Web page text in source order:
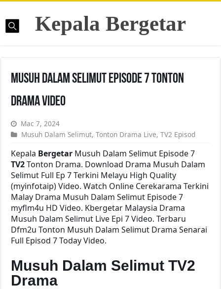
Kepala Bergetar
Musuh Dalam Selimut Episode 7 Tonton
Drama Video
Mac 7, 2024
Musuh Dalam Selimut,Tonton Drama Live,TV2 Episod
Kepala Bergetar Musuh Dalam Selimut Episode 7
TV2Tonton Drama. Download Drama Musuh Dalam
Selimut Full Ep 7 Terkini Melayu High Quality
(myinfotaip) Video. Watch Online Cerekarama Terkini
Malay Drama Musuh Dalam Selimut Episode 7
myflm4u HD Video. Kbergetar Malaysia Drama
Musuh Dalam Selimut Live Epi 7 Video. Terbaru
Dfm2u Tonton Musuh Dalam Selimut Drama Senarai
Full Episod 7 Today Video.
Musuh Dalam Selimut TV2
Drama